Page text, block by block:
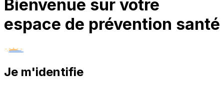
Bienvenue sur votre
espace de prévention santé
Je m'identifie